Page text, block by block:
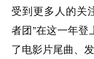
受到更多人的关
者团”在这一年
了电影片尾曲、